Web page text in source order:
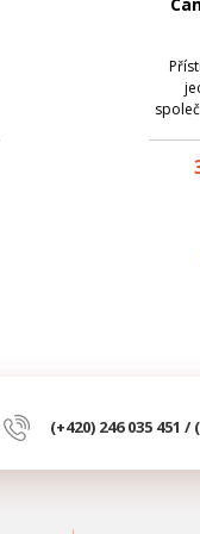
(+420) 246 035 451 /